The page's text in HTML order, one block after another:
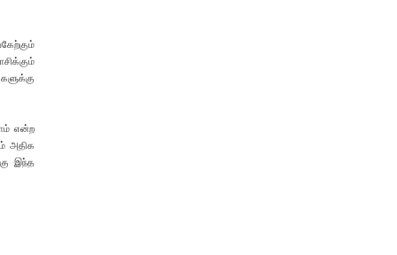
என்ற
அதிக
இந்த